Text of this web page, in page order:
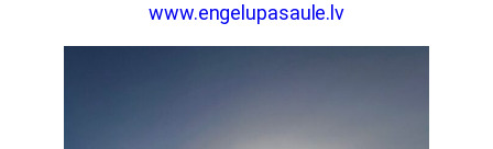
www.engelupasaule.lv